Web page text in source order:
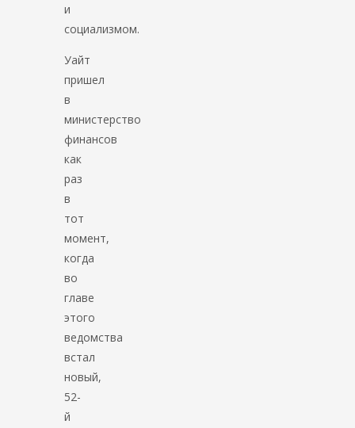
и
социализмом.
Уайт
пришел
в
министерство
финансов
как
раз
в
тот
момент,
когда
во
главе
этого
ведомства
встал
новый,
52-
й